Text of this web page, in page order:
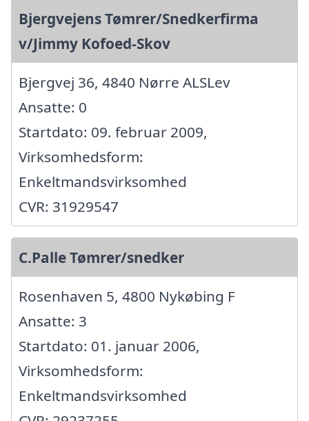
Bjergvejens Tømrer/Snedkerfirma
v/Jimmy Kofoed-Skov
Bjergvej 36, 4840 Nørre ALSLev
Ansatte: 0
Startdato: 09. februar 2009,
Virksomhedsform:
Enkeltmandsvirksomhed
CVR: 31929547
C.Palle Tømrer/snedker
Rosenhaven 5, 4800 Nykøbing F
Ansatte: 3
Startdato: 01. januar 2006,
Virksomhedsform:
Enkeltmandsvirksomhed